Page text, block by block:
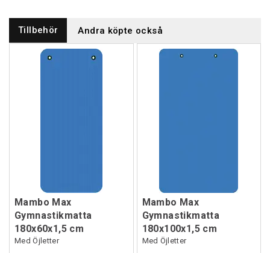
Tillbehör Andra köpte också
Mambo Max
Gymnastikmatta
180x60x1,5 cm
Med Öjletter
Mambo Max
Gymnastikmatta
180x100x1,5 cm
Med Öjletter